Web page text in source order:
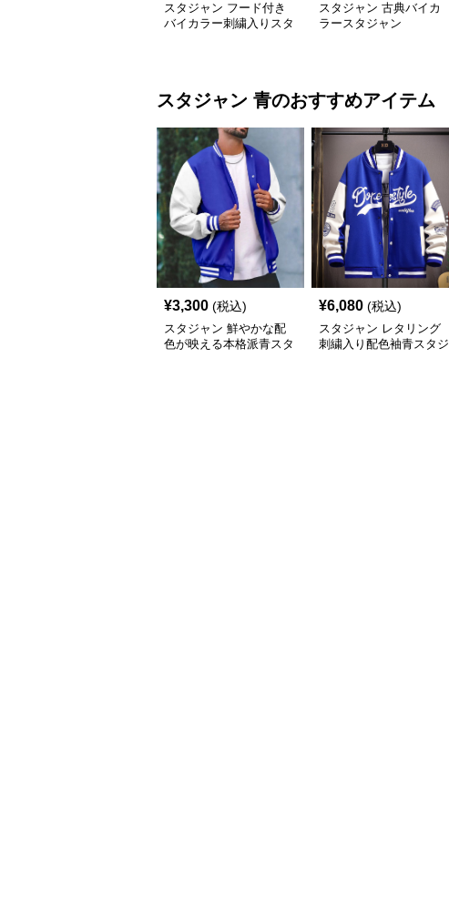
スタジャン フード付き
バイカラー刺繍入りスタ
スタジャン 古典バイカ
ラースタジャン
スタジャン 青のおすすめアイテム
¥3,300 (税込)
スタジャン 鮮やかな配
色が映える本格派青スタ
¥6,080 (税込)
スタジャン レタリング
刺繍入り配色袖青スタジ